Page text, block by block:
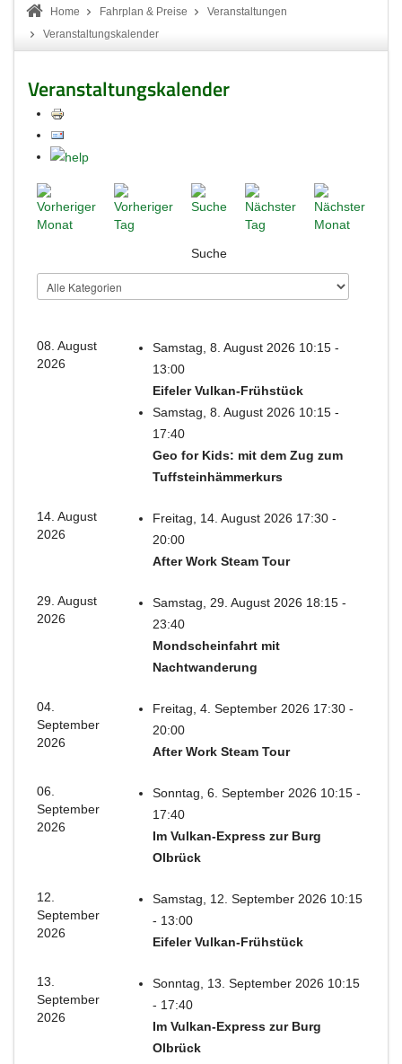
Home Fahrplan & Preise
Veranstaltungen
Veranstaltungskalender
Veranstaltungskalender
Suche
08. August
2026
Samstag, 8. August 2026 10:15 -
13:00
Eifeler Vulkan-Frühstück
Samstag, 8. August 2026 10:15 -
17:40
Geo for Kids: mit dem Zug zum
Tuffsteinhämmerkurs
14. August
2026
Freitag, 14. August 2026 17:30 -
20:00
After Work Steam Tour
29. August
2026
Samstag, 29. August 2026 18:15 -
23:40
Mondscheinfahrt mit
Nachtwanderung
04.
September
2026
Freitag, 4. September 2026 17:30 -
20:00
After Work Steam Tour
06.
September
2026
Sonntag, 6. September 2026 10:15 -
17:40
Im Vulkan-Express zur Burg
Olbrück
12.
September
2026
Samstag, 12. September 2026 10:15
- 13:00
Eifeler Vulkan-Frühstück
13.
September
2026
Sonntag, 13. September 2026 10:15
- 17:40
Im Vulkan-Express zur Burg
Olbrück